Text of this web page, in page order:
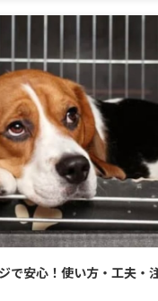
で安心！使い方・工夫・